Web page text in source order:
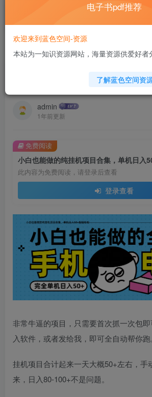
计算机 移动设备 软件下载....
首页 脚本挂机 正文
小白也能做的纯挂机项目合集，
admin
1年前更新
此内容为免费阅读，请登录后查看
登录查看
免费阅读
非常牛逼的项目，只需要首次抓一次包
入软件，或者发给我，即可全自动帮你跑
挂机项目合计起来一天大概50+左右，手
来，日入80-100+不是问题。
电子书pdf推荐
欢迎来到蓝色空间-资源
本站为一知识资源网站，海量资源供爱好者
了解蓝色空间资